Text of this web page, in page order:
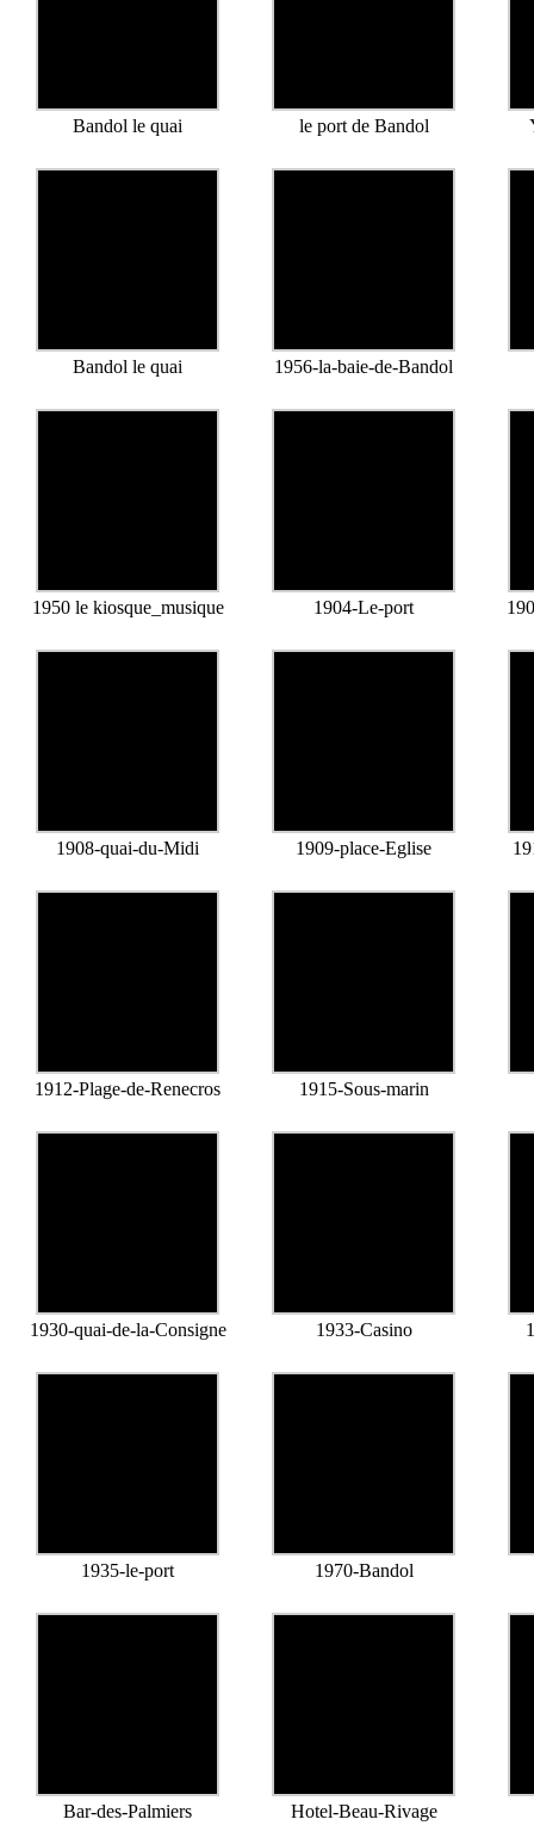
Bandol le quai le port de Bandol
Bandol le quai 1956-la-baie-de-Bandol
1950 le kiosque_musique 1904-Le-port
1908-quai-du-Midi 1909-place-Eglise
1912-Plage-de-Renecros 1915-Sous-marin
1930-quai-de-la-Consigne 1933-Casino
1935-le-port 1970-Bandol
Bar-des-Palmiers Hotel-Beau-Rivage